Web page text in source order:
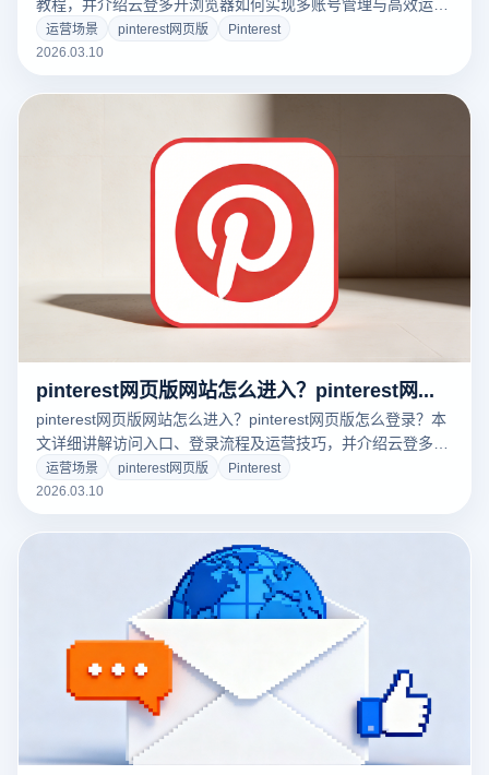
营，帮助跨境卖家和社媒运营者提升Pinterest推广效率。
运营场景 pinterest网页版
Pinterest
2026.03.10
pinterest网页版网站怎么进入？pinterest网页版怎么登录？
pinterest网页版网站怎么进入？pinterest网页版怎么登录？本
文详细讲解访问入口、登录流程及运营技巧，并介绍云登多开
浏览器如何实现多账号安全管理与高效运营。
运营场景 pinterest网页版
Pinterest
2026.03.10